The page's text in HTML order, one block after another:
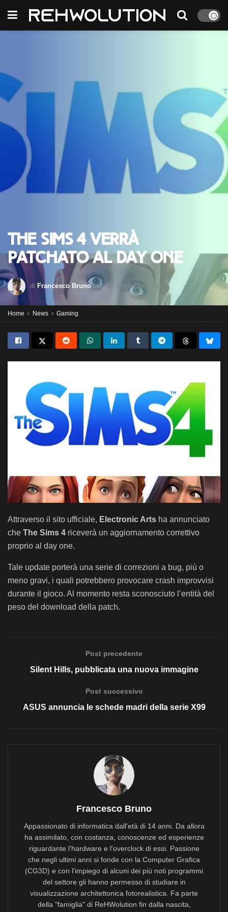
The Sims 4 verrà
patchato al day one
di Francesco Bruno 2 Settembre 2014
Home News Gaming
Attraverso il sito ufficiale, Electronic Arts ha annunciato
che The Sims 4 riceverà un aggiornamento correttivo
proprio al day one.
Tale update porterà una serie di correzioni a bug, più o
meno gravi, i quali potrebbero provocare crash improvvisi
durante il gioco. Al momento resta sconosciuto l’entità del
peso del download della patch.
Post precedente
Silent Hills, pubblicata una nuova immagine
Post successivo
ASUS annuncia le schede madri della serie X99
Francesco Bruno
Appassionato di informatica dall'età di 14 anni. Da allora
ha assimilato, con costanza, conoscenze ed esperienze
riguardante l'hardware e l'overclock di essi. Passione
che negli ultimi anni si fonde con la Computer Grafica
(CG3D) e con l'impiego di alcuni dei più noti programmi
del settore gli hanno permesso di studiare in
visualizzazione architettonica fotorealistica. Fa parte
della "famiglia" di ReHWolution fin dalla nascita,